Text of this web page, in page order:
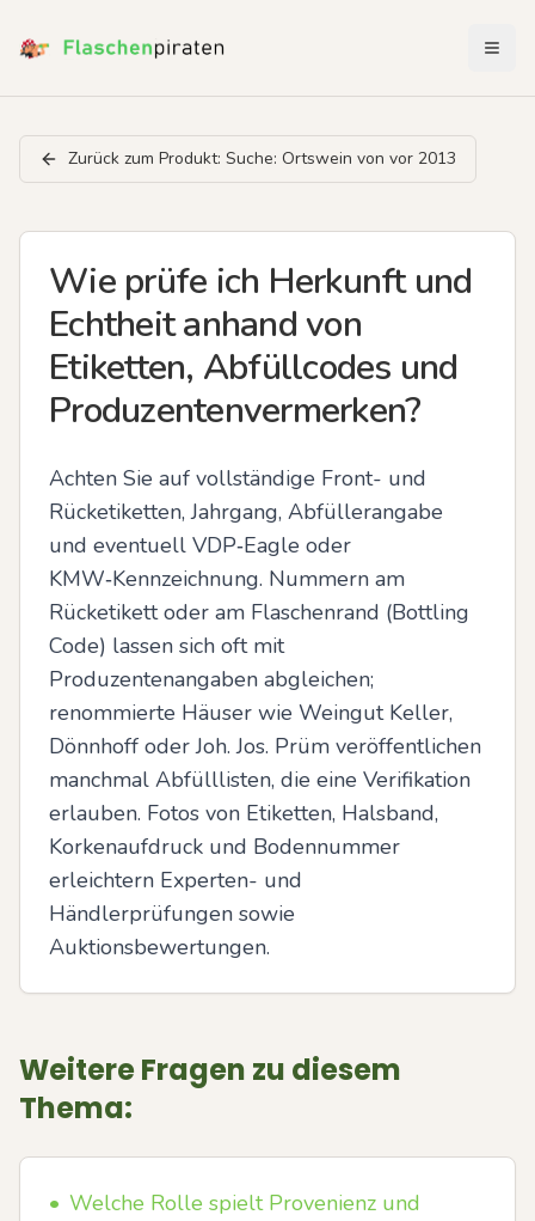
Zurück zum Produkt: Suche: Ortswein von vor 2013
Wie prüfe ich Herkunft und
Echtheit anhand von
Etiketten, Abfüllcodes und
Produzentenvermerken?
Achten Sie auf vollständige Front- und
Rücketiketten, Jahrgang, Abfüllerangabe
und eventuell VDP‑Eagle oder
KMW‑Kennzeichnung. Nummern am
Rücketikett oder am Flaschenrand (Bottling
Code) lassen sich oft mit
Produzentenangaben abgleichen;
renommierte Häuser wie Weingut Keller,
Dönnhoff oder Joh. Jos. Prüm veröffentlichen
manchmal Abfülllisten, die eine Verifikation
erlauben. Fotos von Etiketten, Halsband,
Korkenaufdruck und Bodennummer
erleichtern Experten- und
Händlerprüfungen sowie
Auktionsbewertungen.
Weitere Fragen zu diesem
Thema:
• Welche Rolle spielt Provenienz und